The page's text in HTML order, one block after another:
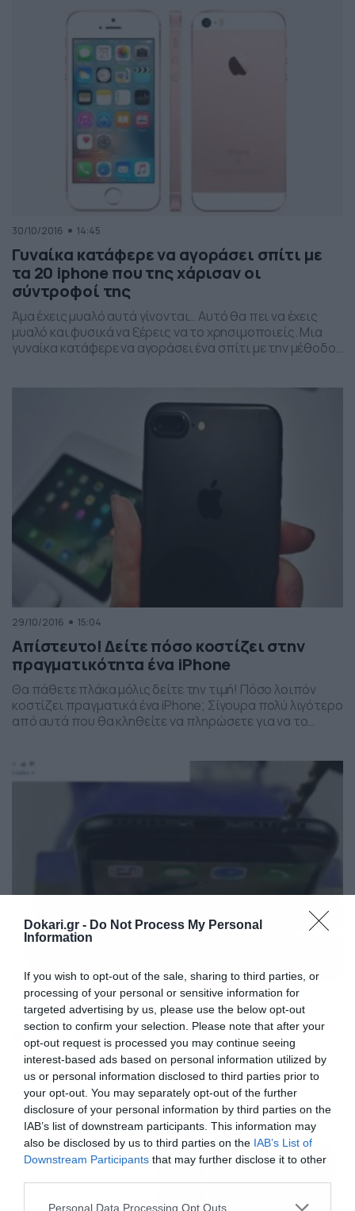
Dokari.gr - Do Not Process My Personal
Information
If you wish to opt-out of the sale, sharing to third parties, or
processing of your personal or sensitive information for
targeted advertising by us, please use the below opt-out
section to confirm your selection. Please note that after your
opt-out request is processed you may continue seeing
interest-based ads based on personal information utilized by
us or personal information disclosed to third parties prior to
your opt-out. You may separately opt-out of the further
disclosure of your personal information by third parties on the
IAB’s list of downstream participants. This information may
also be disclosed by us to third parties on the IAB’s List of
Downstream Participants that may further disclose it to other
Please note that this website/app uses one or more Google
Personal Data Processing Opt Outs
είναι τα 20 καλύτερα smartphones […]
30/10/2016 14:45
Γυναίκα κατάφερε να αγοράσει σπίτι με
τα 20 iphone που της χάρισαν οι
σύντροφοί της
Άμα έχεις μυαλό αυτά γίνονται… Αυτό θα πει να έχεις
μυαλό και φυσικά να ξέρεις να το χρησιμοποιείς. Μια
γυναίκα κατάφερε να αγοράσει ένα σπίτι με την μέθοδο
29/10/2016 15:04
Απίστευτο! Δείτε πόσο κοστίζει στην
πραγματικότητα ένα iPhone
Θα πάθετε πλάκα μόλις δείτε την τιμή! Πόσο λοιπόν
κοστίζει πραγματικά ένα iPhone; Σίγουρα πολύ λιγότερο
από αυτά που θα κληθείτε να πληρώσετε για να το
iPhone 7 128GB. Ειδικότερα, η οθόνη κοστίζει 37
δολάρια, ενώ […]
25/09/2016 10:30
Έκανε τρύπα για ακουστικά στο νέο
iPhone και δείτε τη έγινε! (vid)
Δεν του άρεσε που είχε ασύρματα… και ήθελε τα παλιά με
το καλώδιο. Ένας γνωστός για τις πλάκες του στο
διαδίκτυο πήρε το καινούργιο iPhone 7, που περίμεναν
όλοι με ανυπομονησία και το τρύπησε παντού… Ο λόγος;
Δεν του άρεσε που δεν είχε υποδοχή για ακουστικά
όπως τα προηγούμενα μοντέλα. Για αυτό μόλις άνοιξε
την […]